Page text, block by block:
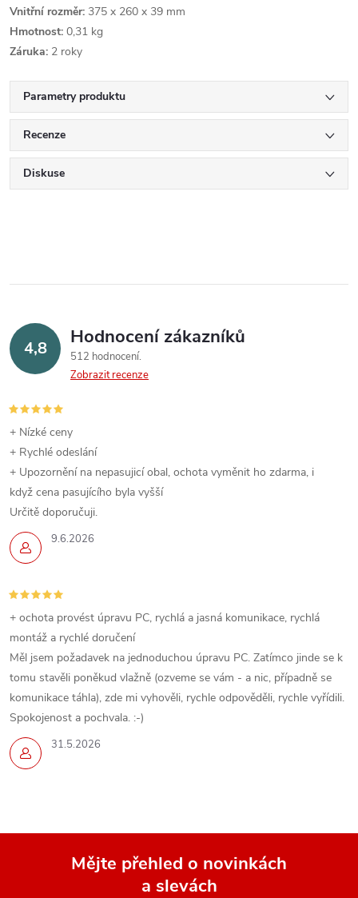
Vnitřní rozměr: 375 x 260 x 39 mm
Hmotnost: 0,31 kg
Záruka: 2 roky
Parametry produktu
Recenze
Diskuse
4,8 Hodnocení zákazníků
512 hodnocení
Zobrazit recenze
9.6.2026
+ Nízké ceny
+ Rychlé odeslání
+ Upozornění na nepasujicí obal, ochota vyměnit ho zdarma, i
když cena pasujícího byla vyšší
Určitě doporučuji.
31.5.2026
+ ochota provést úpravu PC, rychlá a jasná komunikace, rychlá
montáž a rychlé doručení
Měl jsem požadavek na jednoduchou úpravu PC. Zatímco jinde se k
tomu stavěli poněkud vlažně (ozveme se vám - a nic, případně se
komunikace táhla), zde mi vyhověli, rychle odpověděli, rychle vyřídili.
Spokojenost a pochvala. :-)
Mějte přehled o novinkách
a slevách